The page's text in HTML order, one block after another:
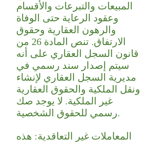
المبيعات والتبرعات والأقسام
وعقود الرعاية حتى الوفاة
والرهون العقارية وحقوق
الارتفاق. تنص المادة 26 من
قانون السجل العقاري على أنه
سيتم إصدار سند رسمي في
مديرية السجل العقاري لإنشاء
ونقل الملكية والحقوق العقارية
غير الملكية. لا يوجد صك
رسمي للحقوق الشخصية.
المعاملات غير التعاقدية: هذه